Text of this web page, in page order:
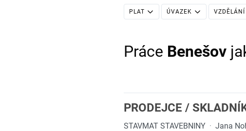
PLAT ÚVAZEK VZDĚLÁNÍ
Práce Benešov
PRODEJCE /
STAVMAT STAVEBNINY · Jana